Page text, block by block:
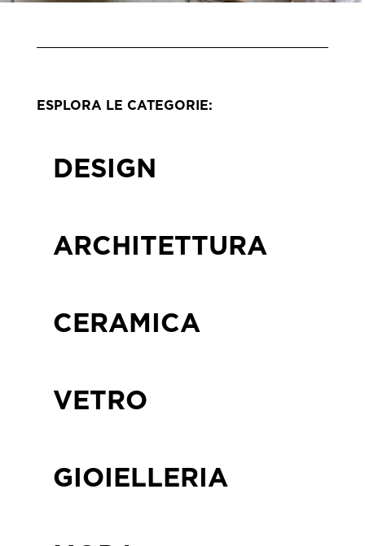
ESPLORA LE CATEGORIE:
DESIGN
ARCHITETTURA
CERAMICA
VETRO
GIOIELLERIA